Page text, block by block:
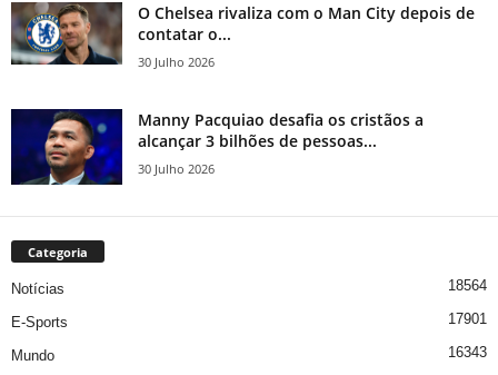
O Chelsea rivaliza com o Man City depois de
contatar o...
30 Julho 2026
Manny Pacquiao desafia os cristãos a
alcançar 3 bilhões de pessoas...
30 Julho 2026
Categoria
Notícias 18564
E-Sports 17901
Mundo 16343